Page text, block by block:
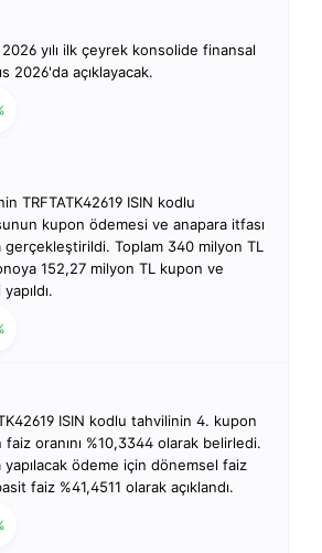
2026 yılı ilk çeyrek konsolide finansal
2026'da açıklayacak.
TRFTATK42619 ISIN kodlu
kupon ödemesi ve anapara itfası
gerçekleştirildi. Toplam 340 milyon TL
152,27 milyon TL kupon ve
ISIN kodlu tahvilinin 4. kupon
oranını %10,3344 olarak belirledi.
yapılacak ödeme için dönemsel faiz
faiz %41,4511 olarak açıklandı.